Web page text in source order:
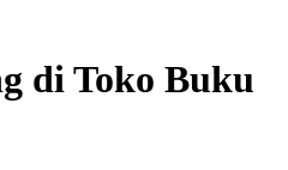
di Toko Buku